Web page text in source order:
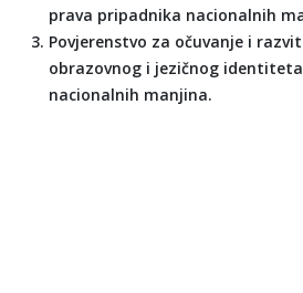
prava pripadnika nacionalnih
Povjerenstvo za očuvanje i
obrazovnog i jezičnog
nacionalnih manjina.